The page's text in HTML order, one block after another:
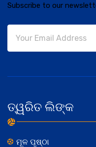
Subscribe to our
ତ୍ୱରିତ ଲିଙ୍କ
ମୂଳ ପୃଷ୍ଠା